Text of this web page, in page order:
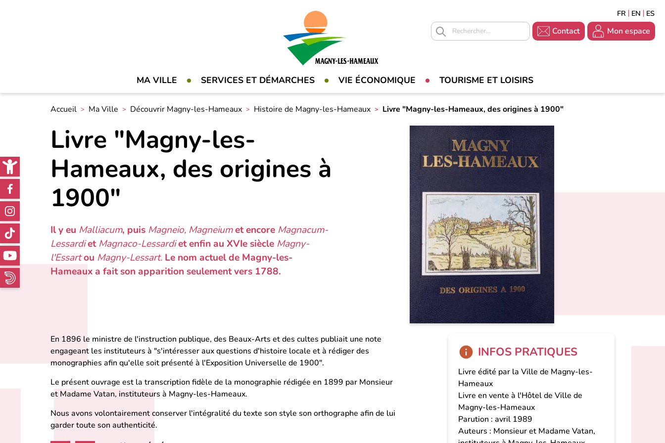
Open toolbar
FRANÇAIS
ENGLISH
En-
tête
Contact
Contact
En-
tête
-
Mon espace
MA VILLE SERVICES ET DÉMARCHES VIE ÉCONOMIQUE TOURISME ET LOISIRS
Réseaux
sociaux
Accueil Ma Ville Découvrir Magny-les-Hameaux Histoire de Magny-les-Hameaux Livre "Magny-les-Hameaux, des origines à 1900"
Livre "Magny-les-
Hameaux, des origines à
1900"
Il y eu Malliacum, puis Magneio, Magneiumet encore Magnacum-
Lessardiet Magnaco-Lessardiet enfin au XVIe siècle Magny-
l'Essartou Magny-Lessart. Le nom actuel de Magny-les-
Hameaux a fait son apparition seulement vers 1788.
En 1896 le ministre de l'instruction publique, des Beaux-Arts et des cultes publiait une note
engageant les instituteurs à "s'intéresser aux questions d'histoire locale et à rédiger des
monographies afin qu'elle soit présenté à l'Exposition Universelle de 1900".
Le présent ouvrage est la transcription fidèle de la monographie rédigée en 1899 par Monsieur
et Madame Vatan, instituteurs à Magny-les-Hameaux.
Nous avons volontairement conserver l'intégralité du texte son style son orthographe afin de lui
garder toute son authenticité.
INFOS PRATIQUES
Livre édité par la Ville de Magny-les-
Hameaux
Livre en vente à l'Hôtel de Ville de
Magny-les-Hameaux
Parution : avril 1989
Auteurs : Monsieur et Madame Vatan,